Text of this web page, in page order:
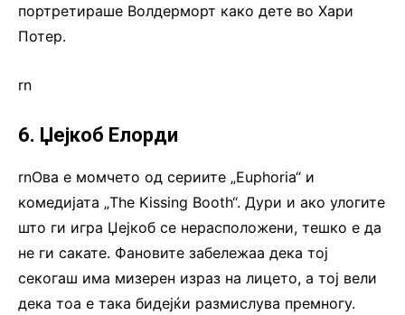
портретираше Волдерморт како дете во Хари
Потер.
rn
6. Џејкоб Елорди
rnОва е момчето од сериите „Euphoria“ и
комедијата „The Kissing Booth“. Дури и aко улогите
што ги игра Џејкоб се нерасположени, тешко е да
не ги сакате. Фановите забележаа дека тој
секогаш има мизерен израз на лицето, а тој вели
дека тоа е така бидејќи размислува премногу.